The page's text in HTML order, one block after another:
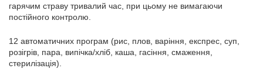
гарячим страву тривалий час, при цьому не вимагаючи
постійного контролю.
12 автоматичних програм (рис, плов, варіння, експрес, суп,
розігрів, пара, випічка/хліб, каша, гасіння, смаження,
стерилізація).